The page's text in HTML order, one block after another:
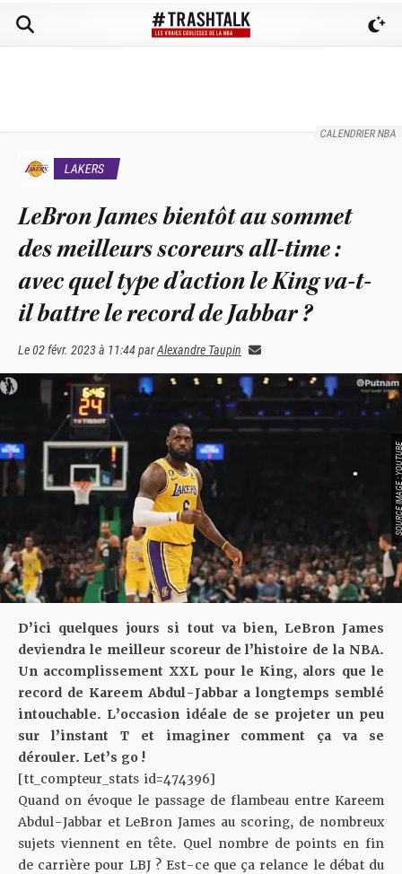
CALENDRIER NBA
LAKERS
LeBron James bientôt au sommet
des meilleurs scoreurs all-time :
avec quel type d’action le King va-t-
il battre le record de Jabbar ?
Le02 févr. 2023 à 11:44parAlexandre Taupin
SOURCE
D’ici quelques jours si tout va bien, LeBron James
deviendra le meilleur scoreur de l’histoire de la NBA.
Un accomplissement XXL pour le King, alors que le
record de Kareem Abdul-Jabbar a longtemps semblé
intouchable. L’occasion idéale de se projeter un peu
sur l’instant T et imaginer comment ça va se
dérouler. Let’s go !
[tt_compteur_stats id=474396]
Quand on évoque le passage de flambeau entre Kareem
Abdul-Jabbar et LeBron James au scoring, de nombreux
sujets viennent en tête. Quel nombre de points en fin
de carrière pour LBJ ? Est-ce que ça relance le débat du